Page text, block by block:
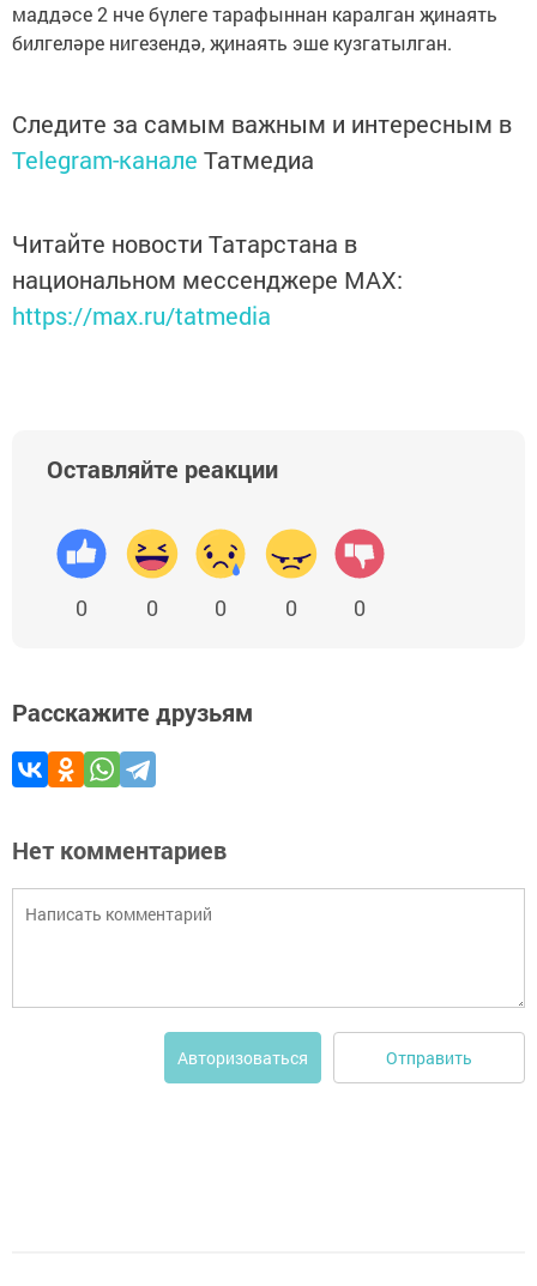
маддәсе 2 нче бүлеге тарафыннан каралган җинаять
билгеләре нигезендә, җинаять эше кузгатылган.
Следите за самым важным и интересным в
Telegram-канале Татмедиа
Читайте новости Татарстана в
национальном мессенджере MАХ:
https://max.ru/tatmedia
Оставляйте реакции
0 0 0 0 0
Расскажите друзьям
Нет комментариев
Авторизоваться Отправить